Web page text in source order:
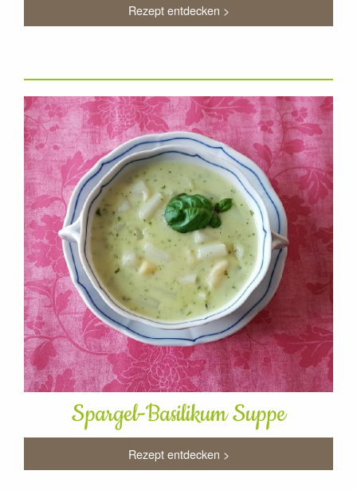
Rezept entdecken >
Spargel-Basilikum Suppe
Rezept entdecken >